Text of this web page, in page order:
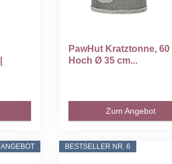
PawHut Kratztonne, 60
Hoch Ø 35 cm...
Zum Angebot
ANGEBOT BESTSELLER NR. 6